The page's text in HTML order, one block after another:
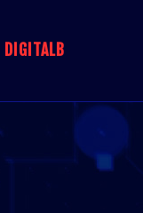
DIGITALB